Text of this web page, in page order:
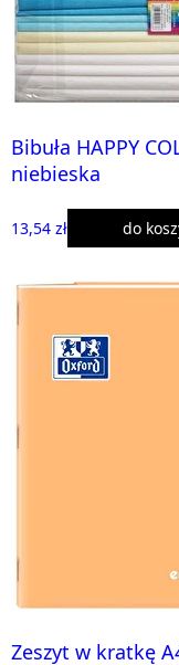
Bibuła HAPPY
niebieska
13,54 zł do
Zeszyt w kratkę